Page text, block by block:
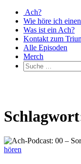
Ach?
Wie höre ich
Was ist ein Ach?
Kontakt zum
Alle Episoden
Merch
hören